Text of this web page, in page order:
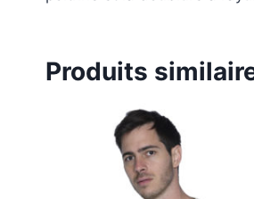
Produits